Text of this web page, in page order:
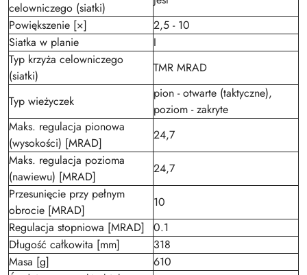
celowniczego (siatki)
Powiększenie [×]
2,5 - 10
Siatka w planie
I
Typ krzyża celowniczego
(siatki)
TMR MRAD
Typ wieżyczek
pion - otwarte (taktyczne),
poziom - zakryte
Maks. regulacja pionowa
(wysokości) [MRAD]
24,7
Maks. regulacja pozioma
(nawiewu) [MRAD]
24,7
Przesunięcie przy pełnym
obrocie [MRAD]
10
Regulacja stopniowa [MRAD]
0.1
Długość całkowita [mm]
318
Masa [g]
610